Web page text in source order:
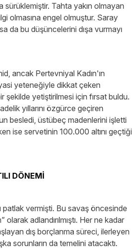
sürüklemiştir. Tahta yakın olmayan
olmasına engel olmuştur. Saray
da bu düşüncelerini dışa vurmayı
ancak Pertevniyal Kadın'ın
yeteneğiyle dikkat çeken
şekilde yetiştirilmesi için fırsat buldu.
yıllarını özgürce geçiren
besledi, üstübeç madenlerini işletti
ise servetinin 100.000 altını geçtiği
DÖNEMİ
patlak vermişti. Bu savaş öncesinde
adlandırılmıştı. Her ne kadar
dış borçlanma süreci, ilerleyen
sorunların da temelini atacaktı.